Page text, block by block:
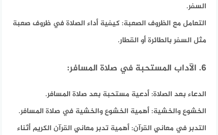
السفر.
التعامل مع الظروف الصعبة: كيفية أداء الصلاة في ظروف صعبة
مثل السفر بالطائرة أو القطار.
6. الآداب المستحبة في صلاة المسافر:
الدعاء بعد الصلاة: أدعية مستحبة بعد صلاة المسافر.
الخشوع والخشية: أهمية الخشوع والخشية في صلاة المسافر.
التدبر في معاني القرآن: أهمية تدبر معاني القرآن الكريم أثناء